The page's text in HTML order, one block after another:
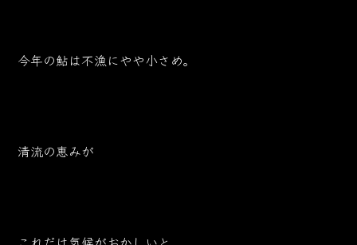
今年の鮎は不漁にやや小さめ。
清流の恵みが